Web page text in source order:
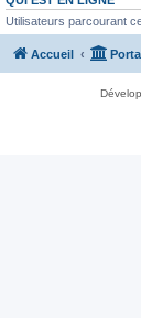
Utilisateurs parcourant
Accueil